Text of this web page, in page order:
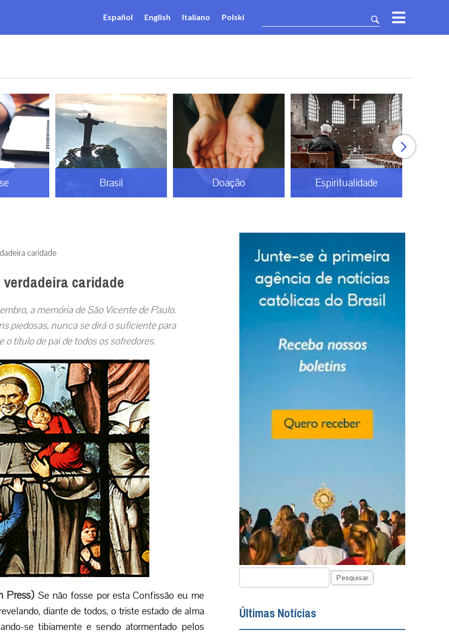
Español English Italiano Polski
Doação Espiritualidade Gaudium TV
caridade
caridade
a memória de São Vicente de Paulo.
piedosas, nunca se dirá o suficiente para
título de pai de todos os sofredores.
Press) Se não fosse por esta Confissão eu me
diante de todos, o triste estado de alma
se tibiamente e sendo atormentado pelos
Pesquisar
Últimas Notícias